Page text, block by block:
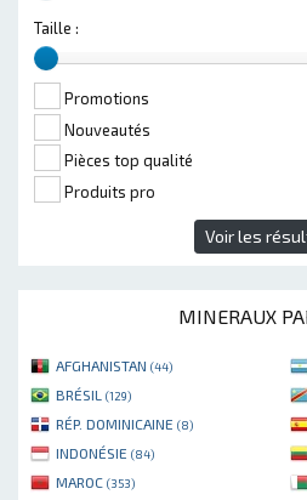
Taille :
Promotions
Nouveautés
Pièces top qualité
Produits pro
Voir les
MINERAUX
AFGHANISTAN (44)
BRÉSIL (129)
RÉP. DOMINICAINE (8)
INDONÉSIE (84)
MAROC (353)